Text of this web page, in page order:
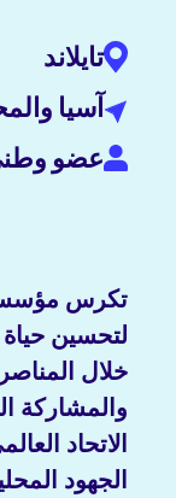
تايلاند
آسيا
عضو
تكرس
لتحسين
خلال
والمشاركة
الاتحاد
الجهود